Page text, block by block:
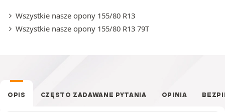
Wszystkie nasze opony 155/80 R13
Wszystkie nasze opony 155/80 R13 79T
OPIS CZĘSTO ZADAWANE PYTANIA OPINIA